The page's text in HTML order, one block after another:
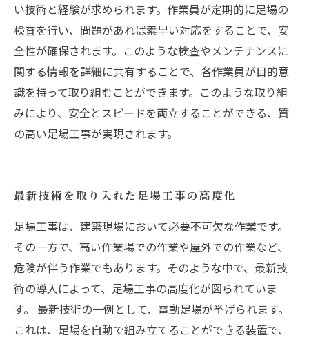
い技術と経験が求められます。作業員が定期的に足場の
検査を行い、問題があれば素早い対応をすることで、安
全性が確保されます。このような検査やメンテナンスに
関する情報を詳細に共有することで、各作業員が目的意
識を持って取り組むことができます。このような取り組
みにより、安全とスピードを両立することができる、質
の高い足場工事が実現されます。
最新技術を取り入れた足場工事の高度化
足場工事は、建築現場において必要不可欠な作業です。
その一方で、高い作業場での作業や屋外での作業など、
危険が伴う作業でもあります。そのような中で、最新技
術の導入によって、足場工事の高度化が図られていま
す。 最新技術の一例として、電動足場が挙げられます。
これは、足場を自動で組み立てることができる装置で、